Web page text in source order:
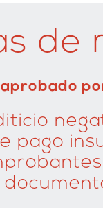
de
pago